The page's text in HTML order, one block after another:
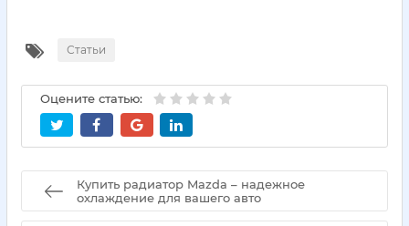
Статьи
Оцените статью:
Купить радиатор Mazda – надежное
охлаждение для вашего авто